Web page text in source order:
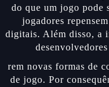
do que um jogo pode
jogadores
digitais. Além disso, a
rem novas formas de
de jogo. Por